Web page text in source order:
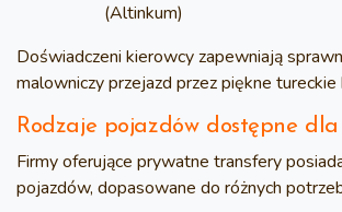
(Altinkum)
Doświadczeni kierowcy zapewniają
malowniczy przejazd przez piękne tureckie
Rodzaje pojazdów dostępne
Firmy oferujące prywatne transfery
pojazdów, dopasowane do różnych